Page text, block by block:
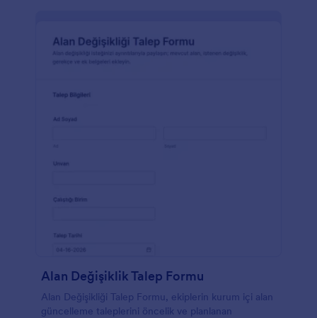
Alan Değişiklik Talep Formu
Alan Değişikliği Talep Formu, ekiplerin kurum içi alan
güncelleme taleplerini öncelik ve planlanan